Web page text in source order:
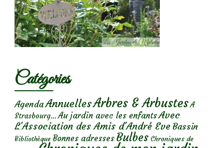
Catégories
AgendaAnnuellesArbres & Arbustes A
Strasbourg... Au jardin avec les enfantsAvec
L'Association des Amis d'André Eve Bassin
Bibliothèque Bonnes adresses Bulbes Chroniques de